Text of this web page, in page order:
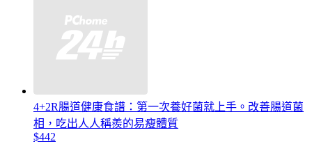
4+2R腸道健康食譜：第一次養好菌就上手。改善腸道菌
相，吃出人人稱羨的易瘦體質
$442